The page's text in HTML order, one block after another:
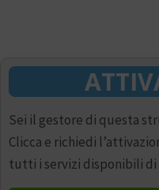
Sei il gestore di questa
Clicca e richiedi
tutti i servizi disponibili